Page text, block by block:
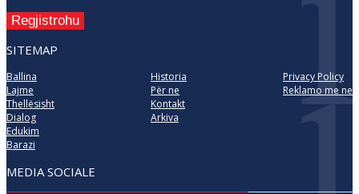
Regjistrohu
SITEMAP
Ballina
Lajme
Thellësisht
Dialog
Edukim
Barazi
Historia
Për ne
Kontakt
Arkiva
Privacy Policy
Reklamo me ne
MEDIA SOCIALE